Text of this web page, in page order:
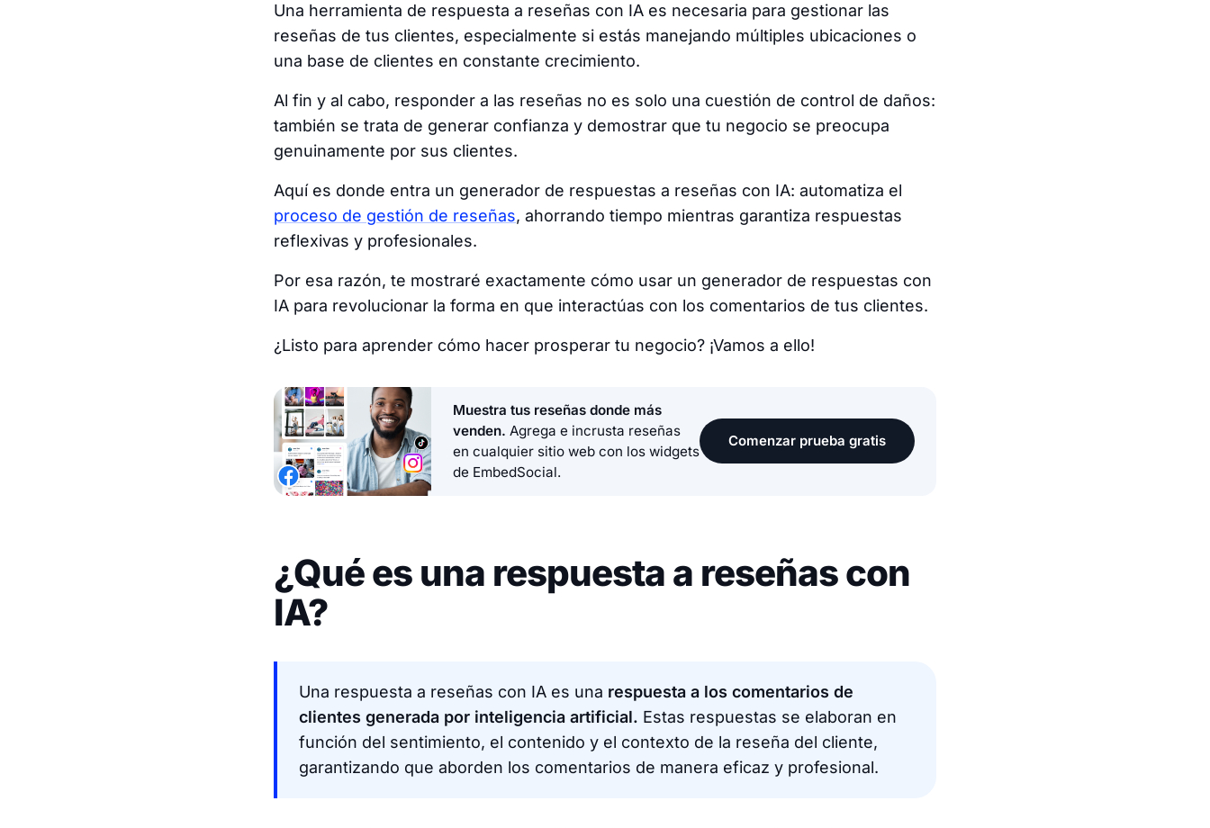
Una herramienta de respuesta a reseñas con IA es necesaria para gestionar las
reseñas de tus clientes, especialmente si estás manejando múltiples ubicaciones o
una base de clientes en constante crecimiento.
Al fin y al cabo, responder a las reseñas no es solo una cuestión de control de daños:
también se trata de generar confianza y demostrar que tu negocio se preocupa
genuinamente por sus clientes.
Aquí es donde entra un generador de respuestas a reseñas con IA: automatiza el
proceso de gestión de reseñas, ahorrando tiempo mientras garantiza respuestas
reflexivas y profesionales.
Por esa razón, te mostraré exactamente cómo usar un generador de respuestas con
IA para revolucionar la forma en que interactúas con los comentarios de tus clientes.
¿Listo para aprender cómo hacer prosperar tu negocio? ¡Vamos a ello!
Muestra tus reseñas donde más
venden. Agrega e incrusta reseñas
en cualquier sitio web con los widgets
de EmbedSocial.
Comenzar prueba gratis
¿Qué es una respuesta a reseñas con
IA?
Una respuesta a reseñas con IA es una respuesta a los comentarios de
clientes generada por inteligencia artificial. Estas respuestas se elaboran en
función del sentimiento, el contenido y el contexto de la reseña del cliente,
garantizando que aborden los comentarios de manera eficaz y profesional.